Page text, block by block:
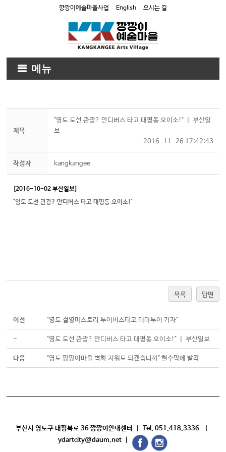
깡깡이예술마을사업 English 오시는 길
메뉴
제목
"영도 도선 관광? 만디버스 타고 대평동 오이소!" ㅣ 부산일
보
2016-11-26 17:42:43
작성자 kangkangee
[2016-10-02 부산일보]
"영도 도선 관광? 만디버스 타고 대평동 오이소!"
목록 답변
이전 "영도 절영마스토리 투어버스타고 테마투어 가자"
- "영도 도선 관광? 만디버스 타고 대평동 오이소!" ㅣ 부산일보
다음 "영도 깡깡이마을 벽화 지워도 되겠습니까" 현수막에 발칵
부산시 영도구 대평북로 36 깡깡이안내센터 | Tel. 051.418.3336 |
ydartcity@daum.net |